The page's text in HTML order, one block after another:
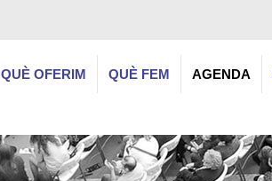
QUÈ OFERIM QUÈ FEM AGENDA